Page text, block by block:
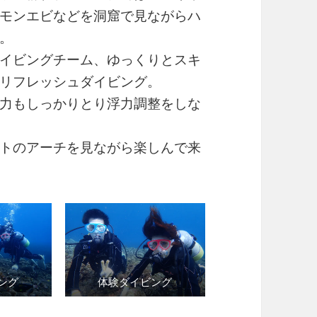
ンエビなどを洞窟で見ながらハ
ビングチーム、ゆっくりとスキ
フレッシュダイビング。
もしっかりとり浮力調整をしな
のアーチを見ながら楽しんで来
グ 体験ダイビング